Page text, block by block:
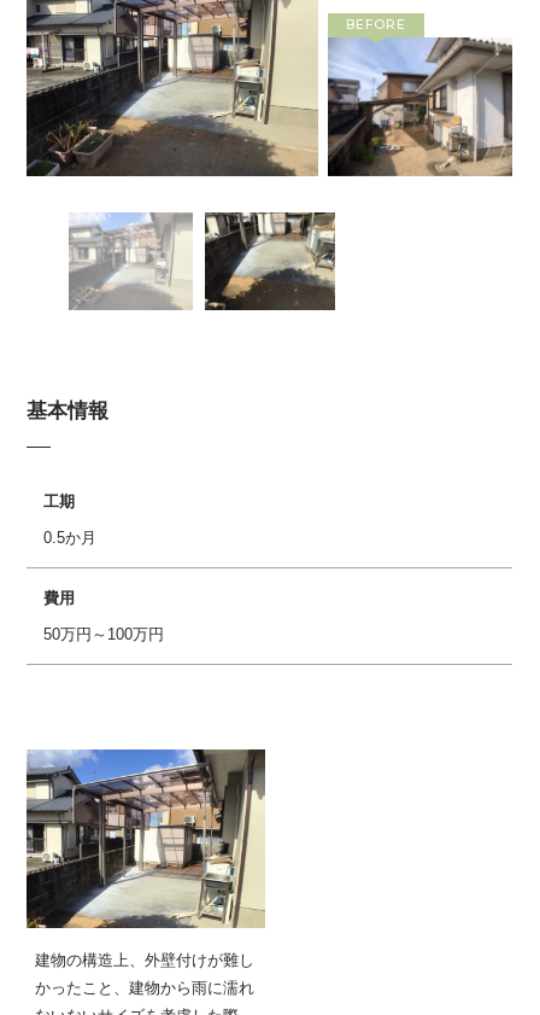
BEFORE
基本情報
工期
0.5か月
費用
50万円～100万円
建物の構造上、外壁付けが難し
かったこと、建物から雨に濡れ